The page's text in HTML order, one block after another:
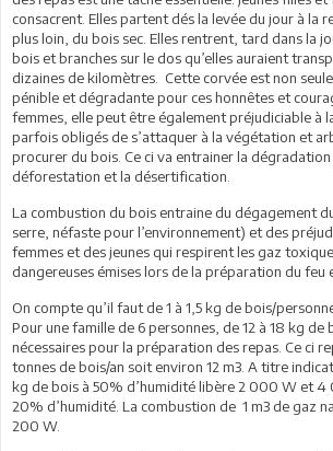
consacrent. Elles partent dés la levée du jour à la
plus loin, du bois sec. Elles rentrent, tard dans la
bois et branches sur le dos qu’elles auraient
dizaines de kilomètres. Cette corvée est non
pénible et dégradante pour ces honnêtes et
femmes, elle peut être également préjudiciable à
parfois obligés de s’attaquer à la végétation et
procurer du bois. Ce ci va entrainer la
déforestation et la désertification.
La combustion du bois entraine du dégagement
serre, néfaste pour l’environnement) et des
femmes et des jeunes qui respirent les gaz
dangereuses émises lors de la préparation du feu
On compte qu’il faut de 1 à 1,5 kg de bois/
Pour une famille de 6 personnes, de 12 à 18 kg de
nécessaires pour la préparation des repas. Ce ci
tonnes de bois/an soit environ 12 m3. A titre
kg de bois à 50% d’humidité libère 2 000 W et
20% d’humidité. La combustion de 1 m3 de gaz
200 W.